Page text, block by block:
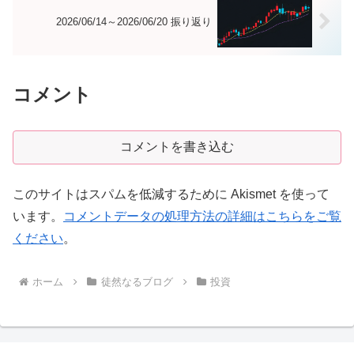
2026/06/14～2026/06/20 振り返り
コメント
コメントを書き込む
このサイトはスパムを低減するために Akismet を使って
います。
コメントデータの処理方法の詳細はこちらをご覧
ください。
ホーム 徒然なるブログ 投資